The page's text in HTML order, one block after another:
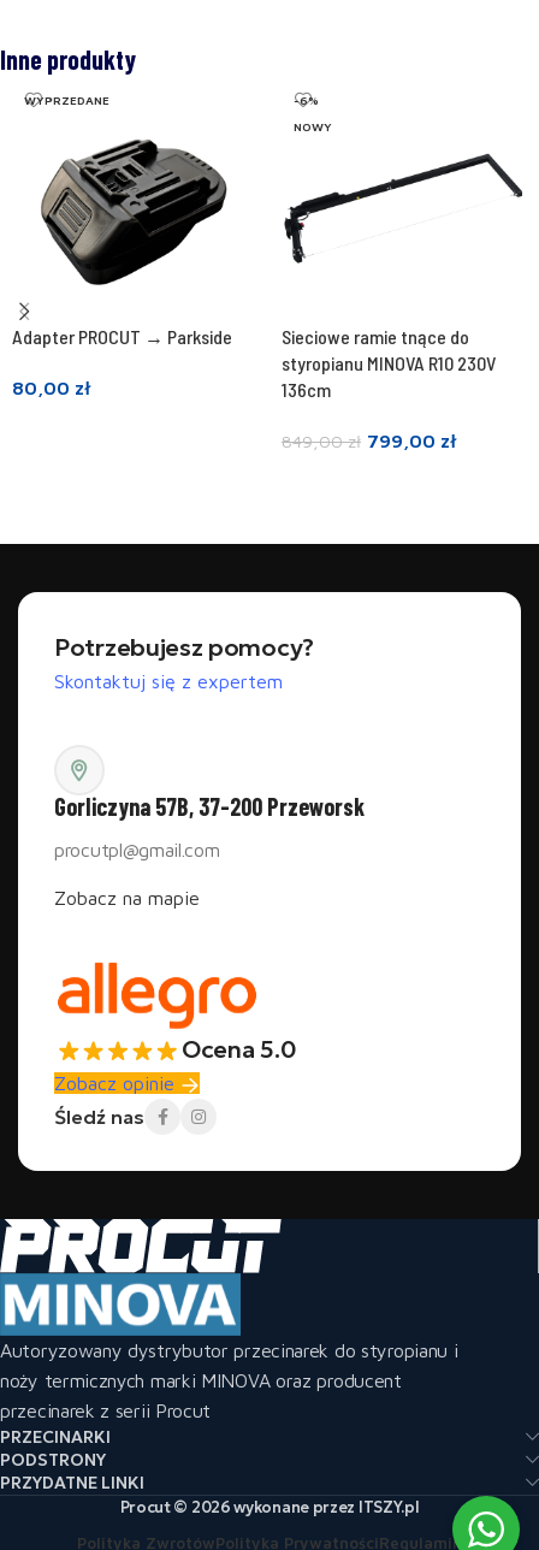
Inne produkty
WYPRZEDANE
Adapter PROCUT → Parkside
80,00 zł
-6%
NOWY
Sieciowe ramie tnące do
styropianu MINOVA R10 230V
136cm
849,00zł 799,00 zł
Potrzebujesz pomocy?
Skontaktuj się z expertem
Gorliczyna 57B, 37-200 Przeworsk
procutpl@gmail.com
Zobacz na mapie
Ocena 5.0
Zobacz opinie
Śledź nas
Autoryzowany dystrybutor przecinarek do styropianu i
noży termicznych marki MINOVA oraz producent
przecinarek z serii Procut
PRZECINARKI
PODSTRONY
PRZYDATNE LINKI
Procut © 2026 wykonane przez ITSZY.pl
Polityka ZwrotówPolityka PrywatnościRegulamin